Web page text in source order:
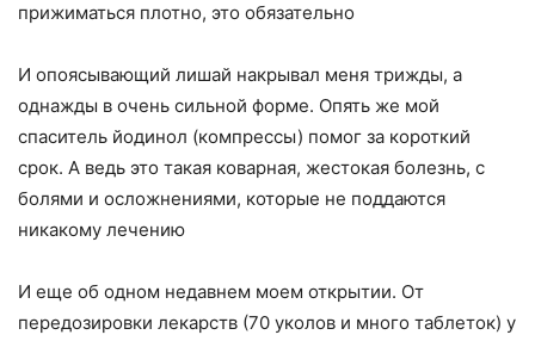
прижиматься плотно, это обязательно
И опоясывающий лишай накрывал меня трижды, а
однажды в очень сильной форме. Опять же мой
спаситель йодинол (компрессы) помог за короткий
срок. А ведь это такая коварная, жестокая болезнь, с
болями и осложнениями, которые не поддаются
никакому лечению
И еще об одном недавнем моем открытии. От
передозировки лекарств (70 уколов и много таблеток) у